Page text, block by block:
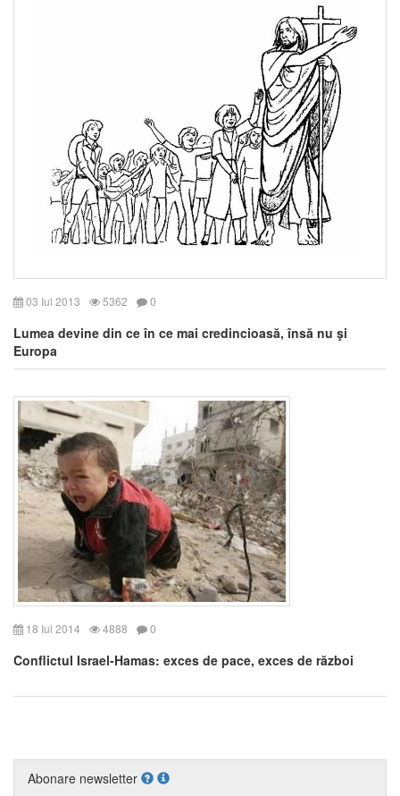
03 Iul 2013 5362 0
Lumea devine din ce în ce mai credincioasă, însă nu şi
Europa
18 Iul 2014 4888 0
Conflictul Israel-Hamas: exces de pace, exces de război
Abonare newsletter